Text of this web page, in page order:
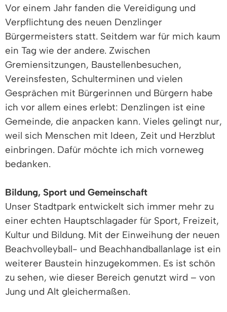
Vor einem Jahr fanden die Vereidigung und
Verpflichtung des neuen Denzlinger
Bürgermeisters statt. Seitdem war für mich kaum
ein Tag wie der andere. Zwischen
Gremiensitzungen, Baustellenbesuchen,
Vereinsfesten, Schulterminen und vielen
Gesprächen mit Bürgerinnen und Bürgern habe
ich vor allem eines erlebt: Denzlingen ist eine
Gemeinde, die anpacken kann. Vieles gelingt nur,
weil sich Menschen mit Ideen, Zeit und Herzblut
einbringen. Dafür möchte ich mich vorneweg
bedanken.
Bildung, Sport und Gemeinschaft
Unser Stadtpark entwickelt sich immer mehr zu
einer echten Hauptschlagader für Sport, Freizeit,
Kultur und Bildung. Mit der Einweihung der neuen
Beachvolleyball- und Beachhandballanlage ist ein
weiterer Baustein hinzugekommen. Es ist schön
zu sehen, wie dieser Bereich genutzt wird – von
Jung und Alt gleichermaßen.